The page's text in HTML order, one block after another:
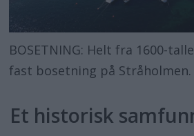
BOSETNING: Helt fra 1600-
fast bosetning på Stråholmen.
Et historisk